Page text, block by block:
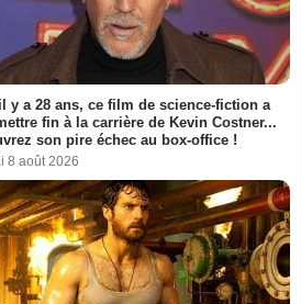
y a 28 ans, ce film de science-fiction a
fin à la carrière de Kevin Costner...
son pire échec au box-office !
8 août 2026